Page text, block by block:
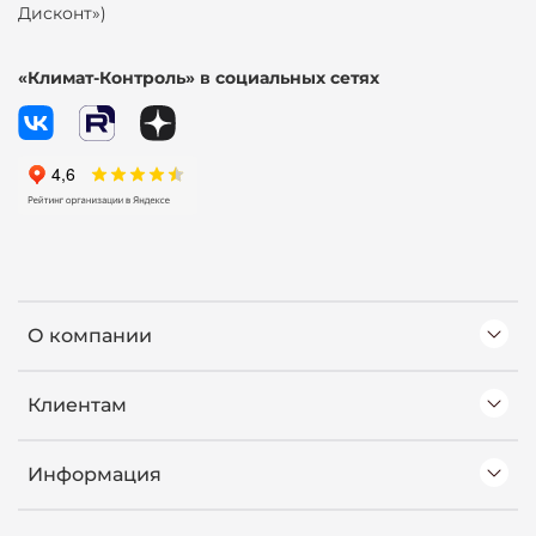
О компании
Клиентам
Информация
Дисконт»)
«Климат-Контроль» в социальных сетях